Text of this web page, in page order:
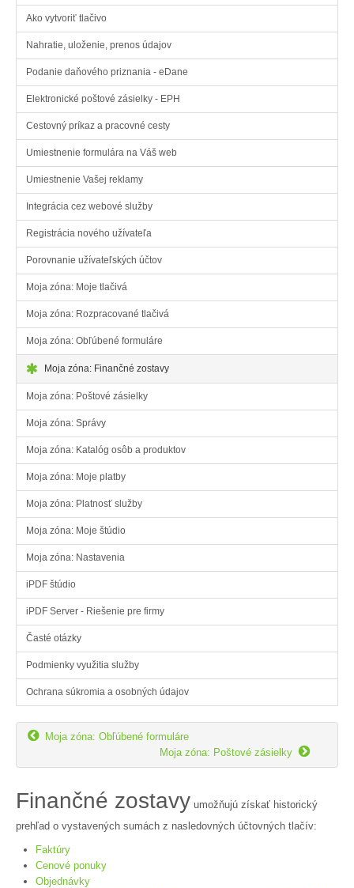
Ako vytvoriť tlačivo
Nahratie, uloženie, prenos údajov
Podanie daňového priznania - eDane
Elektronické poštové zásielky - EPH
Cestovný príkaz a pracovné cesty
Umiestnenie formulára na Váš web
Umiestnenie Vašej reklamy
Integrácia cez webové služby
Registrácia nového užívateľa
Porovnanie užívateľských účtov
Moja zóna: Moje tlačivá
Moja zóna: Rozpracované tlačivá
Moja zóna: Obľúbené formuláre
Moja zóna: Finančné zostavy
Moja zóna: Poštové zásielky
Moja zóna: Správy
Moja zóna: Katalóg osôb a produktov
Moja zóna: Moje platby
Moja zóna: Platnosť služby
Moja zóna: Moje štúdio
Moja zóna: Nastavenia
iPDF štúdio
iPDF Server - Riešenie pre firmy
Časté otázky
Podmienky využitia služby
Ochrana súkromia a osobných údajov

Moja zóna: Obľúbené formuláre
Moja zóna: Poštové zásielky 
Finančné zostavy umožňujú získať historický
prehľad o vystavených sumách z nasledovných účtovných tlačív:
Faktúry
Cenové ponuky
Objednávky